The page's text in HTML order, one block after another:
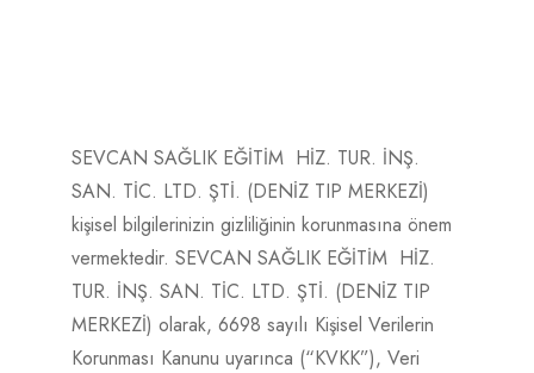
SEVCAN SAĞLIK EĞİTİM HİZ. TUR. İNŞ.
SAN. TİC. LTD. ŞTİ. (DENİZ TIP MERKEZİ)
kişisel bilgilerinizin gizliliğinin korunmasına önem
vermektedir. SEVCAN SAĞLIK EĞİTİM HİZ.
TUR. İNŞ. SAN. TİC. LTD. ŞTİ. (DENİZ TIP
MERKEZİ) olarak, 6698 sayılı Kişisel Verilerin
Korunması Kanunu uyarınca (“KVKK”), Veri